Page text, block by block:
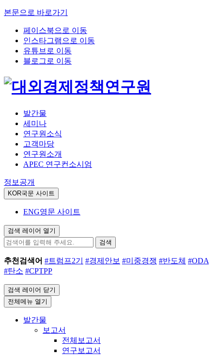
본문으로 바로가기
페이스북으로 이동
인스타그램으로 이동
유튜브로 이동
블로그로 이동
발간물
세미나
연구원소식
고객마당
연구원소개
APEC 연구컨소시엄
정보공개
KOR국문 사이트
ENG영문 사이트
검색 레이어 열기
검색
추천검색어 #트럼프2기 #경제안보 #미중경쟁 #반도체 #ODA
#탄소 #CPTPP
검색 레이어 닫기
전체메뉴 열기
발간물
보고서
전체보고서
연구보고서